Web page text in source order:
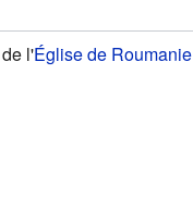
l'Église de Roumanie